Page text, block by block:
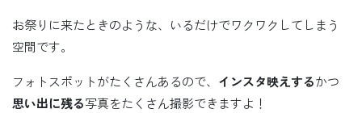
お祭りに来たときのような、いるだけでワクワクしてしまう
空間です。
フォトスポットがたくさんあるので、 インスタ映えするかつ
思い出に残る写真をたくさん撮影できますよ！